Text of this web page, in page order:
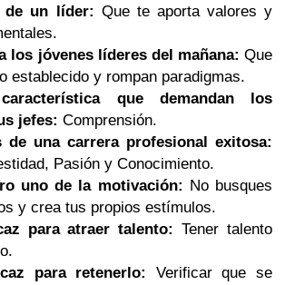
de un líder: Que te aporta valores y
los jóvenes líderes del mañana: Que
establecido y rompan paradigmas.
que demandan los
jefes: Comprensión.
de una carrera profesional exitosa:
Pasión y Conocimiento.
uno de la motivación: No busques
y crea tus propios estímulos.
para atraer talento:Tener talento
para retenerlo:
Verificar que se